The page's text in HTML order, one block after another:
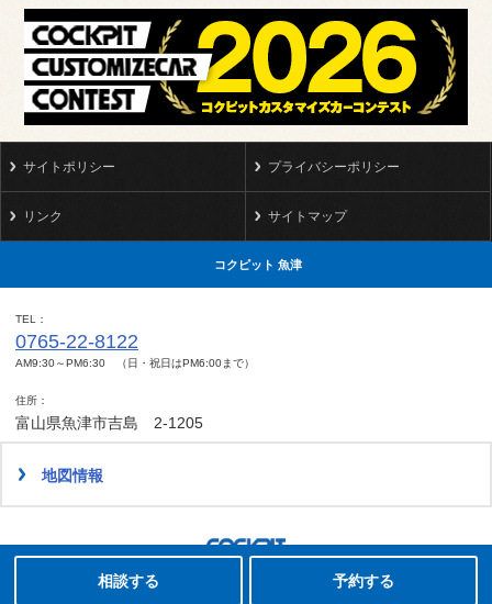
サイトポリシー プライバシーポリシー
リンク サイトマップ
コクピット 魚津
TEL
0765-22-8122
AM9:30～PM6:30 （日・祝日はPM6:00まで）
住所
富山県魚津市吉島 2-1205
地図情報
Copyright(C)2008-2022 COCKPIT UOZU.All rights reserved.
相談する 予約する